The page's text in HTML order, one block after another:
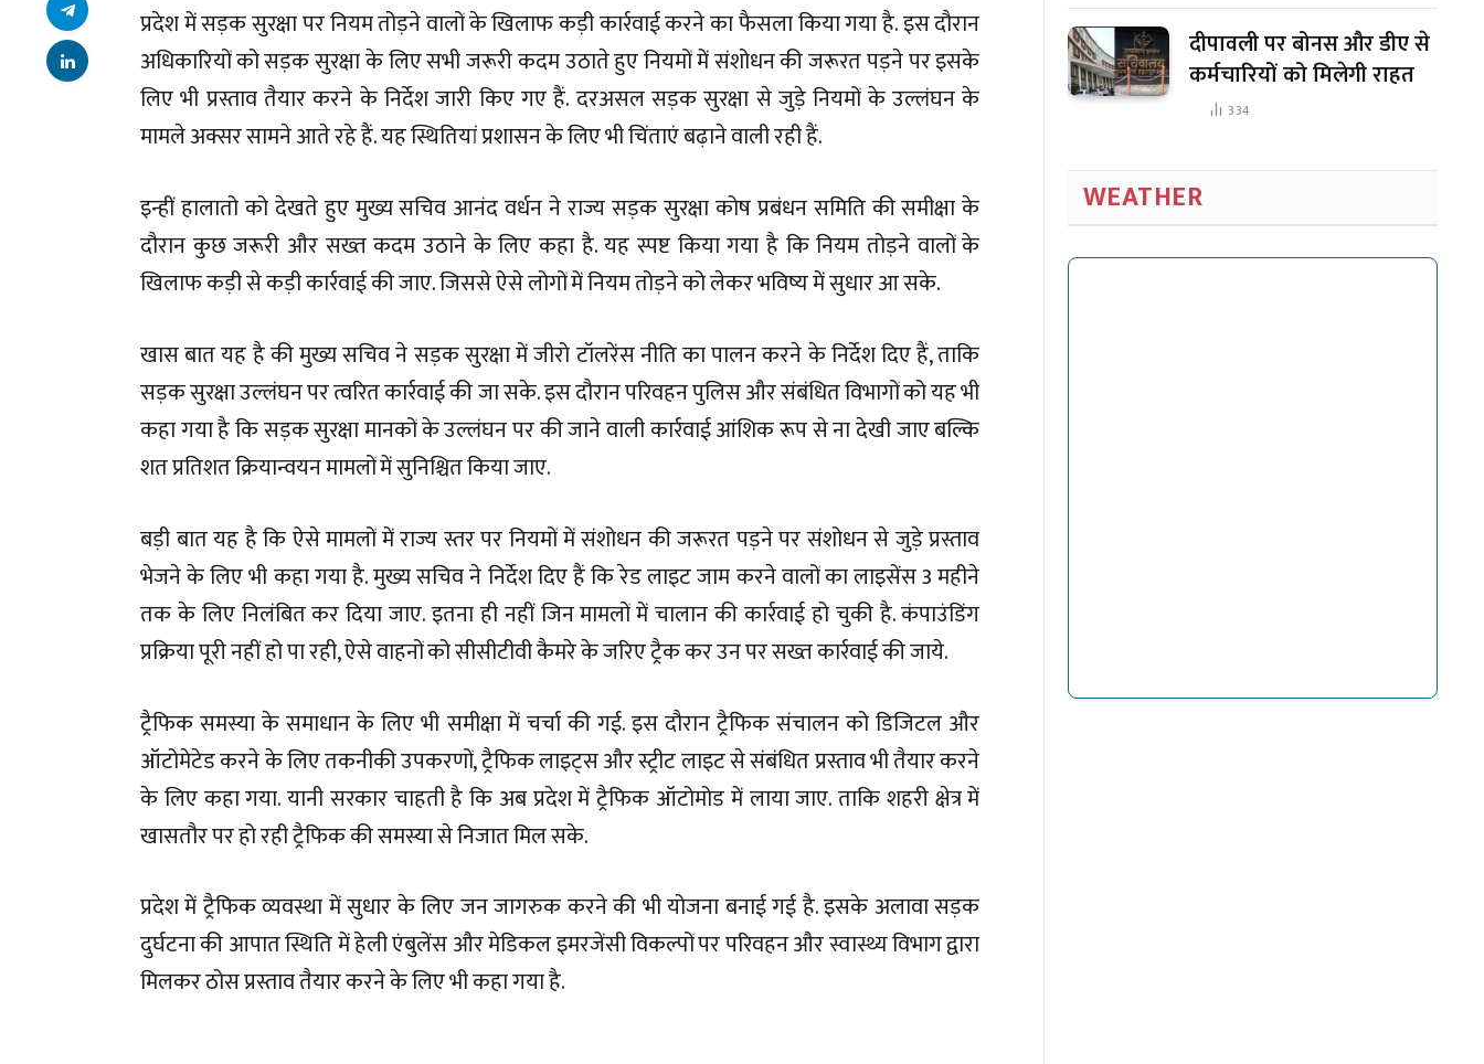
प्रदेश में सड़क सुरक्षा पर नियम तोड़ने वालों के खिलाफ कड़ी कार्रवाई करने का फैसला किया गया है. इस दौरान
अधिकारियों को सड़क सुरक्षा के लिए सभी जरूरी कदम उठाते हुए नियमों में संशोधन की जरूरत पड़ने पर इसके
लिए भी प्रस्ताव तैयार करने के निर्देश जारी किए गए हैं. दरअसल सड़क सुरक्षा से जुड़े नियमों के उल्लंघन के
मामले अक्सर सामने आते रहे हैं. यह स्थितियां प्रशासन के लिए भी चिंताएं बढ़ाने वाली रही हैं.
इन्हीं हालातो को देखते हुए मुख्य सचिव आनंद वर्धन ने राज्य सड़क सुरक्षा कोष प्रबंधन समिति की समीक्षा के
दौरान कुछ जरूरी और सख्त कदम उठाने के लिए कहा है. यह स्पष्ट किया गया है कि नियम तोड़ने वालों के
खिलाफ कड़ी से कड़ी कार्रवाई की जाए. जिससे ऐसे लोगों में नियम तोड़ने को लेकर भविष्य में सुधार आ सके.
खास बात यह है की मुख्य सचिव ने सड़क सुरक्षा में जीरो टॉलरेंस नीति का पालन करने के निर्देश दिए हैं, ताकि
सड़क सुरक्षा उल्लंघन पर त्वरित कार्रवाई की जा सके. इस दौरान परिवहन पुलिस और संबंधित विभागों को यह भी
कहा गया है कि सड़क सुरक्षा मानकों के उल्लंघन पर की जाने वाली कार्रवाई आंशिक रूप से ना देखी जाए बल्कि
शत प्रतिशत क्रियान्वयन मामलों में सुनिश्चित किया जाए.
बड़ी बात यह है कि ऐसे मामलों में राज्य स्तर पर नियमों में संशोधन की जरूरत पड़ने पर संशोधन से जुड़े प्रस्ताव
भेजने के लिए भी कहा गया है. मुख्य सचिव ने निर्देश दिए हैं कि रेड लाइट जाम करने वालों का लाइसेंस 3 महीने
तक के लिए निलंबित कर दिया जाए. इतना ही नहीं जिन मामलों में चालान की कार्रवाई हो चुकी है. कंपाउंडिंग
प्रक्रिया पूरी नहीं हो पा रही, ऐसे वाहनों को सीसीटीवी कैमरे के जरिए ट्रैक कर उन पर सख्त कार्रवाई की जाये.
ट्रैफिक समस्या के समाधान के लिए भी समीक्षा में चर्चा की गई. इस दौरान ट्रैफिक संचालन को डिजिटल और
ऑटोमेटेड करने के लिए तकनीकी उपकरणों, ट्रैफिक लाइट्स और स्ट्रीट लाइट से संबंधित प्रस्ताव भी तैयार करने
के लिए कहा गया. यानी सरकार चाहती है कि अब प्रदेश में ट्रैफिक ऑटोमोड में लाया जाए. ताकि शहरी क्षेत्र में
खासतौर पर हो रही ट्रैफिक की समस्या से निजात मिल सके.
प्रदेश में ट्रैफिक व्यवस्था में सुधार के लिए जन जागरुक करने की भी योजना बनाई गई है. इसके अलावा सड़क
दुर्घटना की आपात स्थिति में हेली एंबुलेंस और मेडिकल इमरजेंसी विकल्पों पर परिवहन और स्वास्थ्य विभाग द्वारा
मिलकर ठोस प्रस्ताव तैयार करने के लिए भी कहा गया है.
दीपावली पर बोनस और डीए से
कर्मचारियों को मिलेगी राहत
334
WEATHER